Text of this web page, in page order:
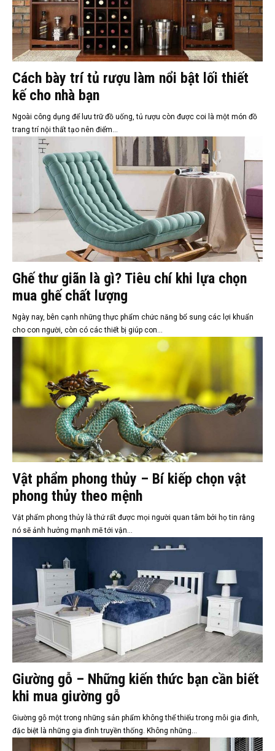
Cách bày trí tủ rượu làm nổi bật lối thiết
kế cho nhà bạn
Ngoài công dụng để lưu trữ đồ uống, tủ rượu còn được coi là một món đồ
trang trí nội thất tạo nên điểm...
Ghế thư giãn là gì? Tiêu chí khi lựa chọn
mua ghế chất lượng
Ngày nay, bên cạnh những thực phẩm chức năng bổ sung các lợi khuẩn
cho con người, còn có các thiết bị giúp con...
Vật phẩm phong thủy – Bí kiếp chọn vật
phong thủy theo mệnh
Vật phẩm phong thủy là thứ rất được mọi người quan tâm bởi họ tin rằng
nó sẽ ảnh hưởng mạnh mẽ tới vận...
Giường gỗ – Những kiến thức bạn cần biết
khi mua giường gỗ
Giường gỗ một trong những sản phẩm không thể thiếu trong mỗi gia đình,
đặc biệt là những gia đình truyền thống. Không những...